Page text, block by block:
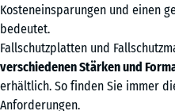
Kosteneinsparungen und einen
bedeutet.
Fallschutzplatten und
verschiedenen Stärken und
erhältlich. So finden Sie immer
Anforderungen.